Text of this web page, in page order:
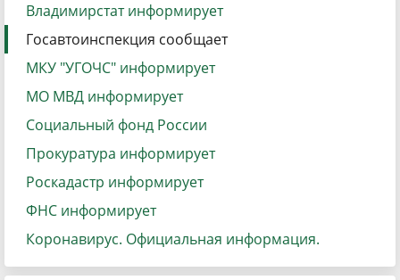
Владимирстат информирует
Госавтоинспекция сообщает
МКУ "УГОЧС" информирует
МО МВД информирует
Социальный фонд России
Прокуратура информирует
Роскадастр информирует
ФНС информирует
Коронавирус. Официальная информация.